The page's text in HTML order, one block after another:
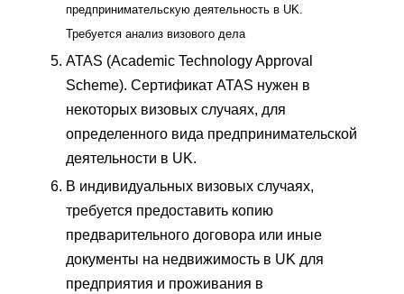
предпринимательскую деятельность в UK.
Требуется анализ визового дела
ATAS (Academic Technology Approval
Scheme). Сертификат ATAS нужен в
некоторых визовых случаях, для
определенного вида предпринимательской
деятельности в UK.
В индивидуальных визовых случаях,
требуется предоставить копию
предварительного договора или иные
документы на недвижимость в UK для
предприятия и проживания в